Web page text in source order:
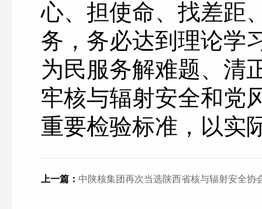
心、担使命、找差距
务，务必达到理论学
为民服务解难题、清
牢核与辐射安全和党
重要检验标准，以实
上一篇： 中陕核集团再次当选陕西省核与辐射安全协